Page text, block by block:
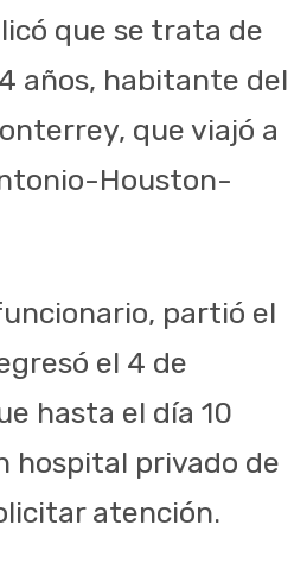
que se trata de
años, habitante del
que viajó a
Houston-
partió el
el 4 de
hasta el día 10
hospital privado de
atención.